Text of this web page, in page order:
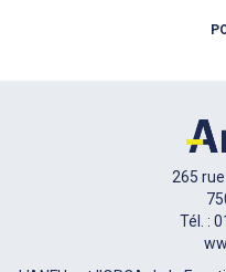
265
Tél. :